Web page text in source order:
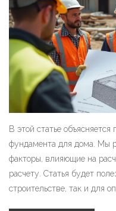
В этой статье
фундамента для дома. Мы
факторы, влияющие на
расчету. Статья будет
строительстве, так и для